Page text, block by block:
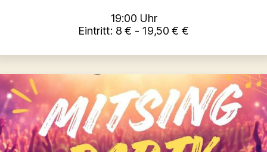
19:00 Uhr
Eintritt: 8 € - 19,50 € €